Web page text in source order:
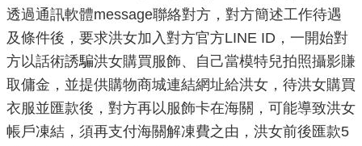
廉
政
園
地
為
透過通訊軟體message聯絡對方，對方簡述工作待遇
及條件後，要求洪女加入對方官方LINE ID，一開始對
方以話術誘騙洪女購買服飾、自己當模特兒拍照攝影賺
取傭金，並提供購物商城連結網址給洪女，待洪女購買
衣服並匯款後，對方再以服飾卡在海關，可能導致洪女
帳戶凍結，須再支付海關解凍費之由，洪女前後匯款5